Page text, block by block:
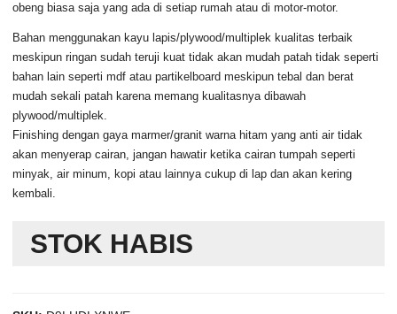
obeng biasa saja yang ada di setiap rumah atau di motor-motor.
Bahan menggunakan kayu lapis/plywood/multiplek kualitas terbaik
meskipun ringan sudah teruji kuat tidak akan mudah patah tidak seperti
bahan lain seperti mdf atau partikelboard meskipun tebal dan berat
mudah sekali patah karena memang kualitasnya dibawah
plywood/multiplek.
Finishing dengan gaya marmer/granit warna hitam yang anti air tidak
akan menyerap cairan, jangan hawatir ketika cairan tumpah seperti
minyak, air minum, kopi atau lainnya cukup di lap dan akan kering
kembali.
STOK HABIS